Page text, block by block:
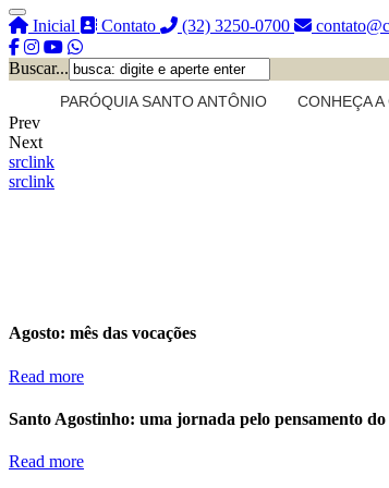
Inicial Contato (32) 3250-0700
Buscar...
PARÓQUIA SANTO ANTÔNIO CONHEÇA A
Prev
Next
srclink
srclink
Agosto: mês das vocações
Read more
Santo Agostinho: uma jornada pelo pensamento
Read more